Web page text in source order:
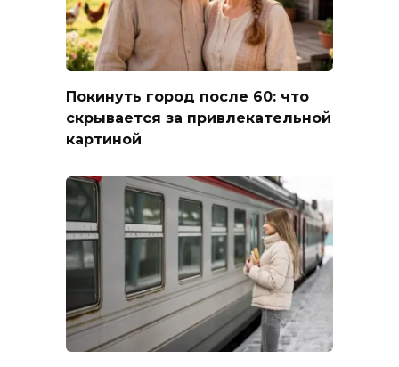
Покинуть город после 60: что
скрывается за привлекательной
картиной